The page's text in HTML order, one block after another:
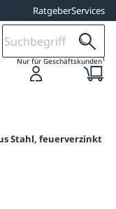
RatgeberServices
Nur für Geschäftskunden1
Stahl, feuerverzinkt